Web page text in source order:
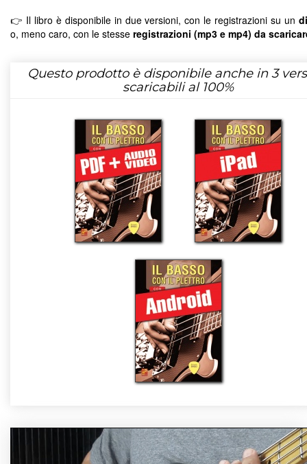
👉 Il libro è disponibile in due versioni, con le registrazioni su un
o, meno caro, con le stesse registrazioni (mp3 e mp4) da
Questo prodotto è disponibile anche in 3
scaricabili al 100%